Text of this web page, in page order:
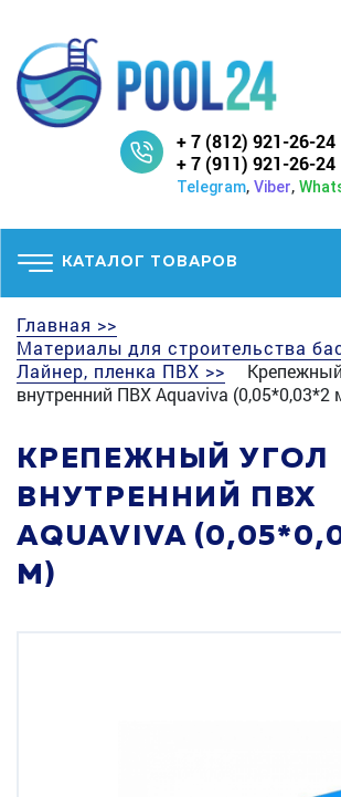
+ 7 (812) 921-26-24
+ 7 (911) 921-26-24
Telegram, Viber,
КАТАЛОГ ТОВАРОВ
Главная >>
Материалы для строительства
Лайнер, пленка ПВХ >>
внутренний ПВХ Aquaviva (0,05*0,03*2
КРЕПЕЖНЫЙ УГОЛ
ВНУТРЕННИЙ ПВХ
AQUAVIVA
М)